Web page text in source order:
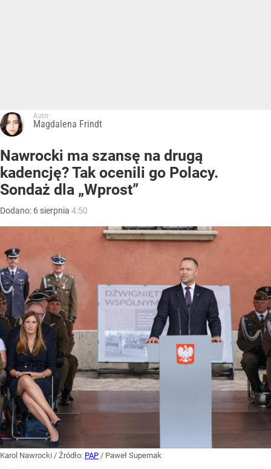
Autor:
Magdalena Frindt
Nawrocki ma szansę na drugą
kadencję? Tak ocenili go Polacy.
Sondaż dla „Wprost”
Dodano: 6 sierpnia 4:50
Karol Nawrocki / Źródło: PAP / Paweł Supernak